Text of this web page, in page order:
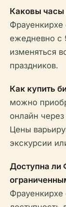
Каковы часы
Фрауенкирхе
ежедневно с
изменяться
праздников.
Как купить
можно
онлайн
Цены
экскурсии
Доступна ли
Фрауенкирхе